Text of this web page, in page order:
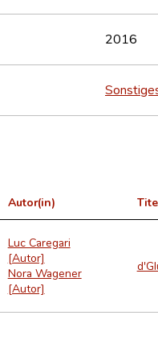
2016
Autor(in)
Luc Caregari
[Autor]
Nora Wagener
[Autor]